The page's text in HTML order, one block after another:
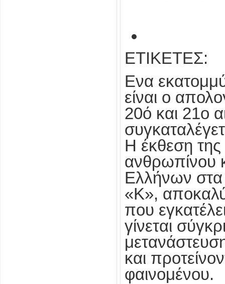
ΕΤΙΚΕΤΕΣ:
Ενα
είναι ο
20ό και 21ο
Η έκθεση
ανθρωπίνου
Ελλήνων στα
«Κ»,
που
γίνεται
και
φαινομένου.